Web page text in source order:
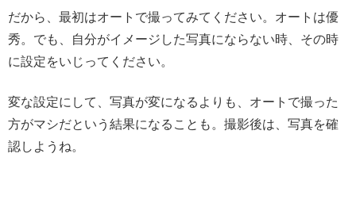
だから、最初はオートで撮ってみてください。オートは優
秀。でも、自分がイメージした写真にならない時、その時
に設定をいじってください。
変な設定にして、写真が変になるよりも、オートで撮った
方がマシだという結果になることも。撮影後は、写真を確
認しようね。